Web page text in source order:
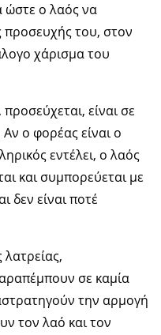
ώστε ο λαός να
προσευχής του, στον
χάρισμα του
είναι σε
Αν ο φορέας είναι ο
εντέλει, ο λαός
και συμπορεύεται με
δεν είναι ποτέ
σε καμία
την αρμογή
τον λαό και τον